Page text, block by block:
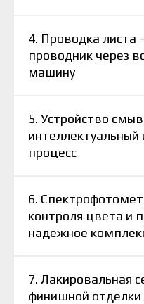
4. Проводка листа
проводник через
машину
5. Устройство
процесс
6.
контроля цвета и
надежное
7. Лакировальная
финишной